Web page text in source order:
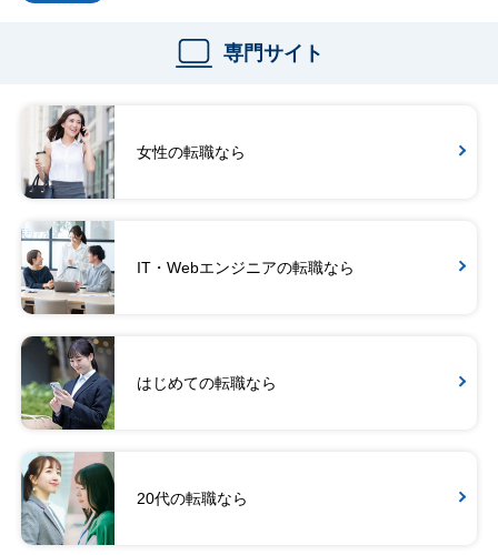
専門サイト
女性の転職なら
IT・Webエンジニアの転職なら
はじめての転職なら
20代の転職なら